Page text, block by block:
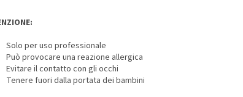
Solo per uso professionale
Può provocare una reazione allergica
Evitare il contatto con gli occhi
Tenere fuori dalla portata dei bambini